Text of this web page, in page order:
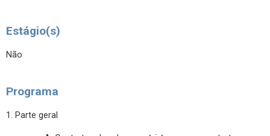
Estágio(s)
Não
Programa
1. Parte geral